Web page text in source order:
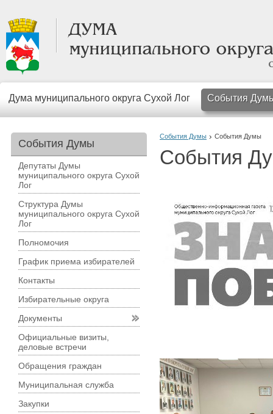
Дума муниципального округа Сухой Лог События
События Думы События Думы
События
События Думы
Депутаты Думы
муниципального округа Сухой
Лог
Структура Думы
муниципального округа Сухой
Лог
Полномочия
График приема избирателей
Контакты
Избирательные округа
Документы
Официальные визиты,
деловые встречи
Обращения граждан
Муниципальная служба
Закупки